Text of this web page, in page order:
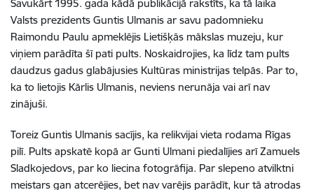
Savukārt 1995. gada kādā publikācijā rakstīts, ka tā laika
Valsts prezidents Guntis Ulmanis ar savu padomnieku
Raimondu Paulu apmeklējis Lietišķās mākslas muzeju, kur
viņiem parādīta šī pati pults. Noskaidrojies, ka līdz tam pults
daudzus gadus glabājusies Kultūras ministrijas telpās. Par to,
ka to lietojis Kārlis Ulmanis, neviens nerunāja vai arī nav
zinājuši.
Toreiz Guntis Ulmanis sacījis, ka relikvijai vieta rodama Rīgas
pilī. Pults apskatē kopā ar Gunti Ulmani piedalījies arī Zamuels
Sladkojedovs, par ko liecina fotogrāfija. Par slepeno atvilktni
meistars gan atcerējies, bet nav varējis parādīt, kur tā atrodas